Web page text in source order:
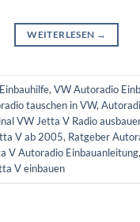
WEITERLESEN →
, VW Autoradio
tauschen in VW,
VW Jetta V Radio
V ab 2005, Ratgeber
V Autoradio Einbauanleitung,
V einbauen